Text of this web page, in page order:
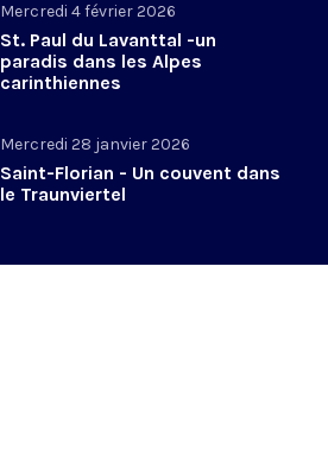
Mercredi 4 février 2026
St. Paul du Lavanttal -un
paradis dans les Alpes
carinthiennes
Mercredi 28 janvier 2026
Saint-Florian - Un couvent dans
le Traunviertel